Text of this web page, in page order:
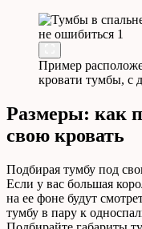
Пример
кровати тумбы, с
Размеры: как
свою кровать
Подбирая тумбу под
Если у вас большая
на ее фоне будут
тумбу в пару к